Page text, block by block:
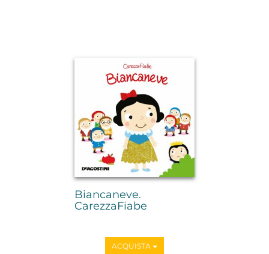
Biancaneve.
CarezzaFiabe
ACQUISTA